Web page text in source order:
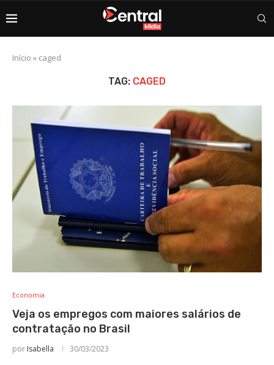
Início » caged
TAG: CAGED
Economia
Veja os empregos com maiores salários de
contratação no Brasil
por Isabella 30/03/2023